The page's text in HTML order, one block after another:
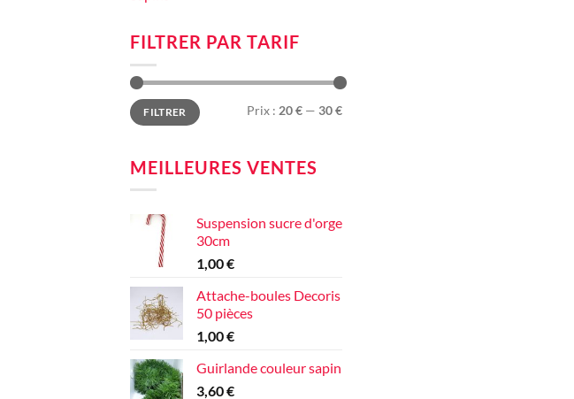
FILTRER PAR TARIF
Prix
min
Prix
maxFILTRER Prix : 20 € — 30 €
MEILLEURES VENTES
Suspension sucre d'orge
30cm
1,00€
Attache-boules Decoris
50 pièces
1,00€
Guirlande couleur sapin
3,60€